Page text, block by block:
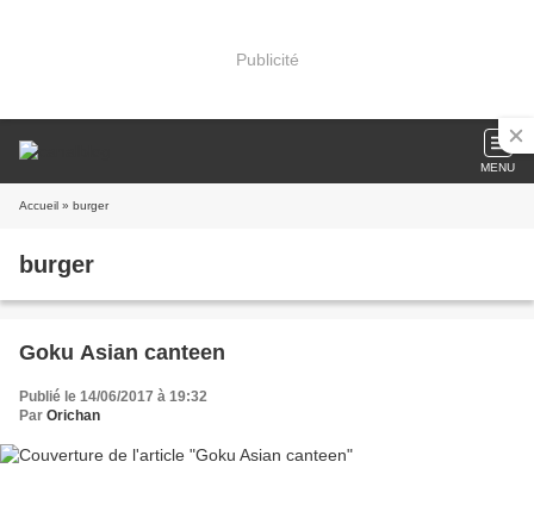
Publicité
MENU
Accueil » burger
burger
Goku Asian canteen
Publié le 14/06/2017 à 19:32
Par Orichan